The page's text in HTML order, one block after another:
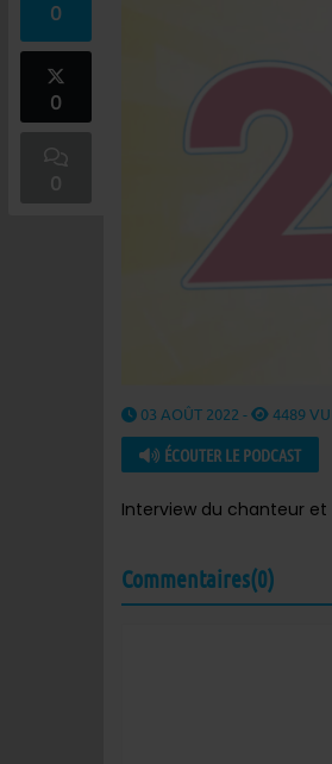
0
0
0
03 AOÛT 2022 - 4489
ÉCOUTER LE PODCAST
Interview du chanteur et
Commentaires(0)